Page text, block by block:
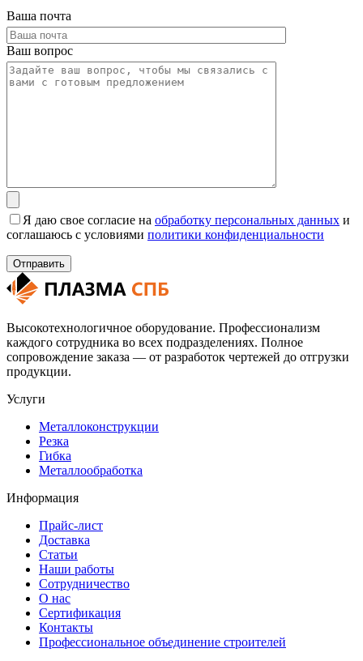
Ваша почта
Ваш вопрос
Я даю свое согласие на обработку персональных данных и
соглашаюсь с условиями политики конфиденциальности
Высокотехнологичное оборудование. Профессионализм
каждого сотрудника во всех подразделениях. Полное
сопровождение заказа — от разработок чертежей до отгрузки
продукции.
Услуги
Металлоконструкции
Резка
Гибка
Металлообработка
Информация
Прайс-лист
Доставка
Статьи
Наши работы
Сотрудничество
О нас
Сертификация
Контакты
Профессиональное объединение строителей